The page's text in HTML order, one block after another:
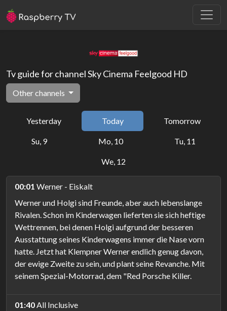
Tv guide for channel Sky Cinema Feelgood HD
Other channels
Yesterday Today Tomorrow
Su, 9 Mo, 10 Tu, 11
We, 12
00:01 Werner - Eiskalt
Werner und Holgi sind Freunde, aber auch lebenslange
Rivalen. Schon im Kinderwagen lieferten sie sich heftige
Wettrennen, bei denen Holgi aufgrund der besseren
Ausstattung seines Kinderwagens immer die Nase vorn
hatte. Jetzt hat Klempner Werner endlich genug davon,
der ewige Zweite zu sein, und plant seine Revanche. Mit
seinem Spezial-Motorrad, dem "Red Porsche Killer.
01:40All Inclusive